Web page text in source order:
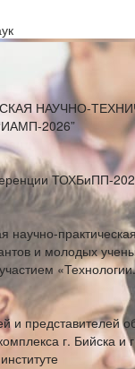
НАУЧНО-
2026”
ТОХБиПП-
научно-
и молодых
и представителей
г. Бийска и